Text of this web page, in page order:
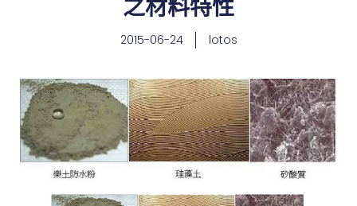
之材料特性
2015-06-24 lotos